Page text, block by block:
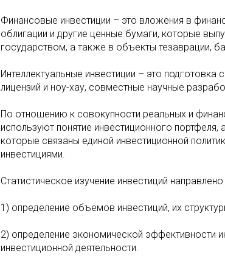
Финансовые инвестиции – это вложения в
облигации и другие ценные бумаги, которые
государством, а также в объекты тезаврации,
Интеллектуальные инвестиции – это подготовка
лицензий и ноу-хау, совместные научные
По отношению к совокупности реальных и
используют понятие инвестиционного портфеля,
которые связаны единой инвестиционной
инвестициями.
Статистическое изучение инвестиций
1) определение объемов инвестиций, их
2) определение экономической эффективности
инвестиционной деятельности.